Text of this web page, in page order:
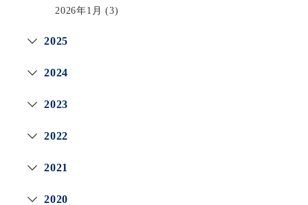
2026年1月 (3)
2025
2024
2023
2022
2021
2020